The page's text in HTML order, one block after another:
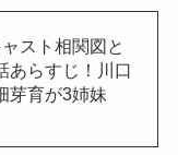
スト相関図と
あらすじ！川口
芽育が3姉妹